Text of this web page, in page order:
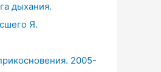
дыхания.
Я.
2005-